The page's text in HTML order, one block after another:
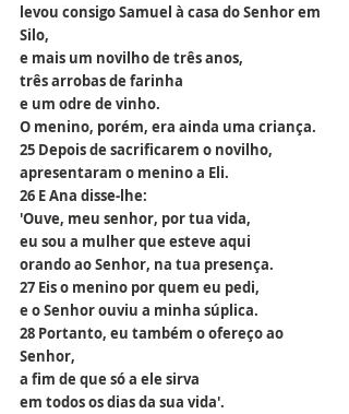
levou consigo Samuel à casa do Senhor em
Silo,
e mais um novilho de três anos,
três arrobas de farinha
e um odre de vinho.
O menino, porém, era ainda uma criança.
25 Depois de sacrificarem o novilho,
apresentaram o menino a Eli.
26 E Ana disse-lhe:
'Ouve, meu senhor, por tua vida,
eu sou a mulher que esteve aqui
orando ao Senhor, na tua presença.
27 Eis o menino por quem eu pedi,
e o Senhor ouviu a minha súplica.
28 Portanto, eu também o ofereço ao
Senhor,
a fim de que só a ele sirva
em todos os dias da sua vida'.